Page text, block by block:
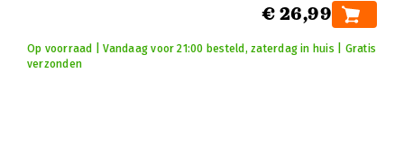
€ 26,99
Op voorraad | Vandaag voor 21:00 besteld, zaterdag in huis | Gratis
verzonden